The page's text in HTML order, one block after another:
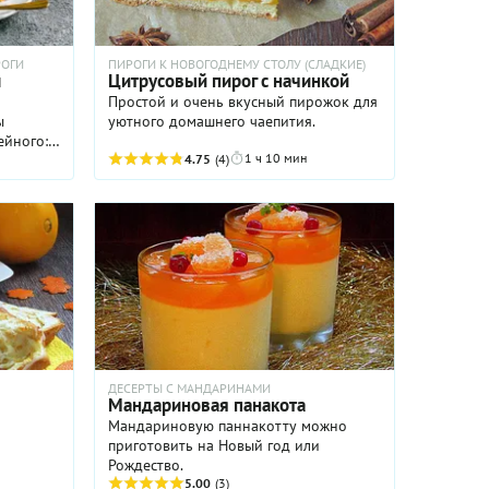
ПИРОГИ К НОВОГОДНЕМУ СТОЛУ (СЛАДКИЕ)
Цитрусовый пирог с начинкой
Простой и очень вкусный пирожок для
уютного домашнего чаепития.
4.75 (4) 1 ч 10 мин
ДЕСЕРТЫ С МАНДАРИНАМИ
Мандариновая панакота
Мандариновую паннакотту можно
приготовить на Новый год или
Рождество.
5.00 (3)